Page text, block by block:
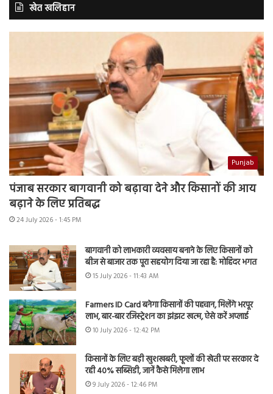
खेत खलिहान
Punjab
पंजाब सरकार बागवानी को बढ़ावा देने और किसानों की आय
बढ़ाने के लिए प्रतिबद्ध
24 July 2026 - 1:45 PM
बागवानी को लाभकारी व्यवसाय बनाने के लिए किसानों को
बीज से बाजार तक पूरा सहयोग दिया जा रहा है: मोहिंदर भगत
15 July 2026 - 11:43 AM
Farmers ID Card बनेगा किसानों की पहचान, मिलेंगे भरपूर
लाभ, बार-बार रजिस्ट्रेशन का झंझट खत्म, ऐसे करें अप्लाई
10 July 2026 - 12:42 PM
किसानों के लिए बड़ी खुशखबरी, फूलों की खेती पर सरकार दे
रही 40% सब्सिडी, जानें कैसे मिलेगा लाभ
9 July 2026 - 12:46 PM